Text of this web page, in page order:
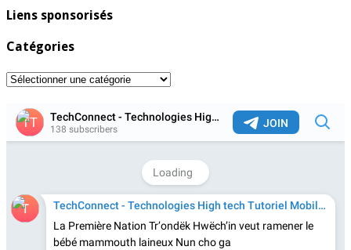
Liens sponsorisés
Catégories
Catégories